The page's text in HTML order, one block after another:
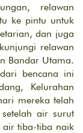
relawan
ke pintu untuk
dan juga
relawan
Bandar Utama.
bencana ini
Kelurahan
mereka telah
air surut
air tiba-tiba naik